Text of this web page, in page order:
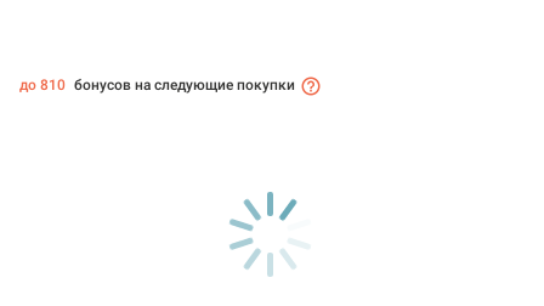
до 810 бонусов на следующие покупки